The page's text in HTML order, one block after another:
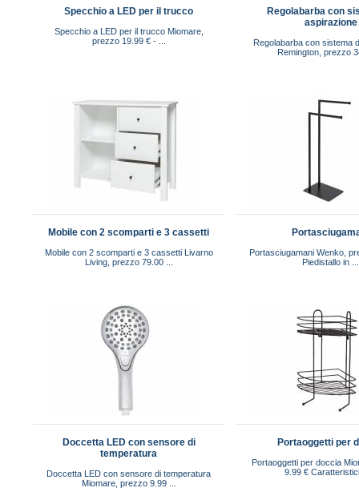
Specchio a LED per il trucco
Specchio a LED per il trucco Miomare,
prezzo 19.99 € - ...
Regolabarba con
aspirazione
Regolabarba con sistema
Remington, prezzo
Mobile con 2 scomparti e 3 cassetti
Mobile con 2 scomparti e 3 cassetti Livarno
Living, prezzo 79.00 ...
Portasciugamani Wenko,
Piedistallo in ...
Doccetta LED con sensore di
temperatura
Doccetta LED con sensore di temperatura
Miomare, prezzo 9.99 ...
Portaoggetti per
Portaoggetti per doccia
9.99 €